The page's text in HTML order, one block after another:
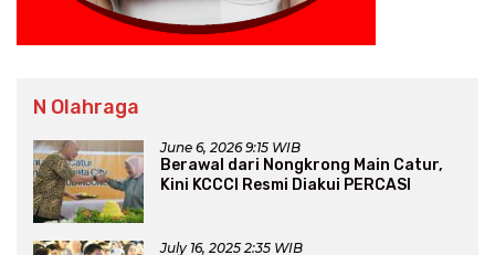
N Olahraga
June 6, 2026 9:15 WIB
Berawal dari Nongkrong Main Catur,
Kini KCCCI Resmi Diakui PERCASI
July 16, 2025 2:35 WIB